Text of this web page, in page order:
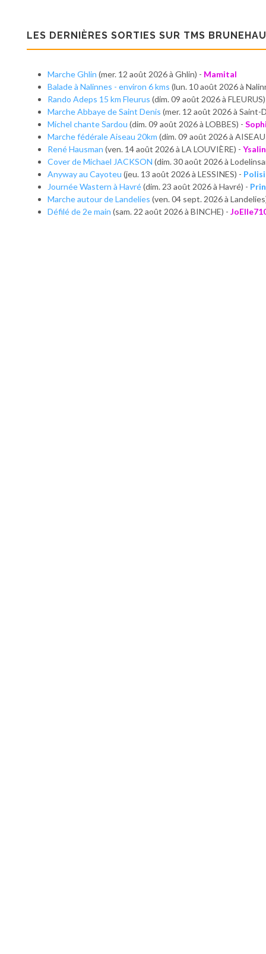
LES DERNIÈRES SORTIES SUR TMS
Marche Ghlin (mer. 12 août 2026 à Ghlin) - Mamital
Balade à Nalinnes - environ 6 kms (lun. 10 août 2026 à
Rando Adeps 15 km Fleurus (dim. 09 août 2026 à
Marche Abbaye de Saint Denis (mer. 12 août 2026 à Saint-
Michel chante Sardou (dim. 09 août 2026 à LOBBES) -
Marche fédérale Aiseau 20km (dim. 09 août 2026 à
René Hausman (ven. 14 août 2026 à LA LOUVIÈRE) -
Cover de Michael JACKSON (dim. 30 août 2026 à
Anyway au Cayoteu (jeu. 13 août 2026 à LESSINES) -
Journée Wastern à Havré(dim. 23 août 2026 à Havré) -
Marche autour de Landelies (ven. 04 sept. 2026 à
Défilé de 2e main (sam. 22 août 2026 à BINCHE) -